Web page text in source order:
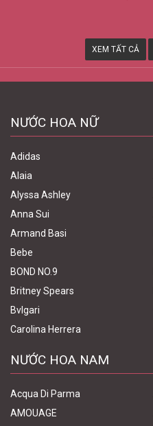
XEM TẤT CẢ
NƯỚC HOA NỮ
Adidas
Alaia
Alyssa Ashley
Anna Sui
Armand Basi
Bebe
BOND NO.9
Britney Spears
Bvlgari
Carolina Herrera
NƯỚC HOA NAM
Acqua Di Parma
AMOUAGE